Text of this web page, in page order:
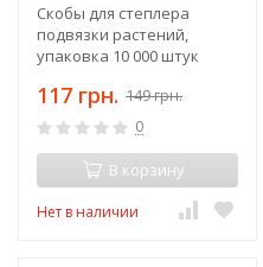
Скобы для степлера
подвязки растений,
упаковка 10 000 штук
117 грн. 149 грн.
0
В корзину
Нет в наличии